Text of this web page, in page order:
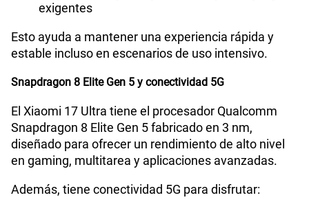
exigentes
Esto ayuda a mantener una experiencia rápida y
estable incluso en escenarios de uso intensivo.
Snapdragon 8 Elite Gen 5 y conectividad 5G
El Xiaomi 17 Ultra tiene el procesador Qualcomm
Snapdragon 8 Elite Gen 5 fabricado en 3 nm,
diseñado para ofrecer un rendimiento de alto nivel
en gaming, multitarea y aplicaciones avanzadas.
Además, tiene conectividad 5G para disfrutar: